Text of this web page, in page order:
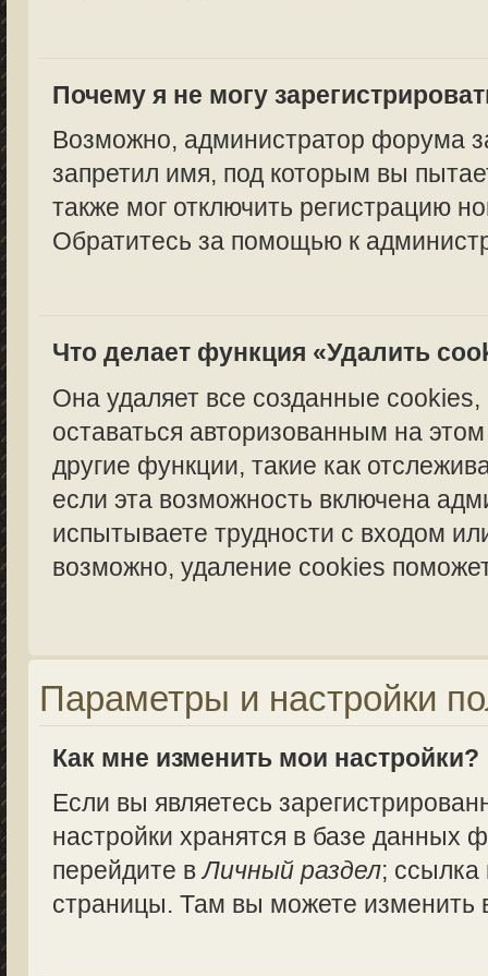
Почему я не могу
Возможно, администратор форума
запретил имя, под которым вы
также мог отключить регистрацию
Обратитесь за помощью к
Что делает функция «Удалить
Она удаляет все созданные
оставаться авторизованным на
другие функции, такие как
если эта возможность включена
испытываете трудности с входом
возможно, удаление cookies
Параметры и настройки
Как мне изменить мои настройки?
Если вы являетесь
настройки хранятся в базе данных
перейдите вЛичный раздел; ссылка
страницы. Там вы можете изменить